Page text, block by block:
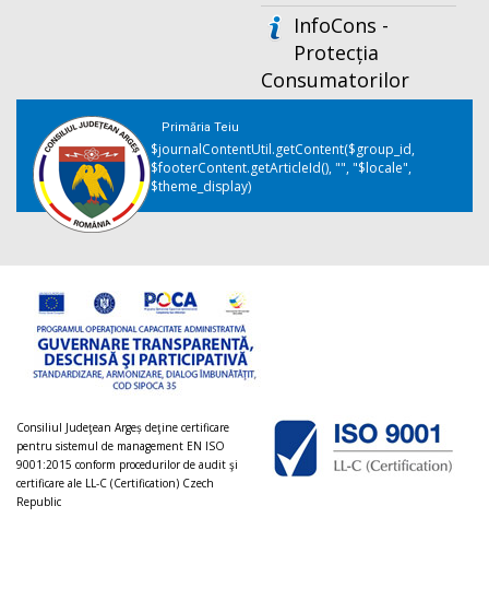
InfoCons -
Protecția
Consumatorilor
Primăria Teiu
$journalContentUtil.getContent($group_id,
$footerContent.getArticleId(), "", "$locale",
$theme_display)
Consiliul Judeţean Argeș deţine certificare
pentru sistemul de management EN ISO
9001:2015 conform procedurilor de audit şi
certificare ale LL-C (Certification) Czech
Republic